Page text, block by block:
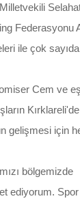
Federasyonu
ile çok sayıda
Cem ve
Kırklareli'de
gelişmesi için
bölgemizde
ediyorum.